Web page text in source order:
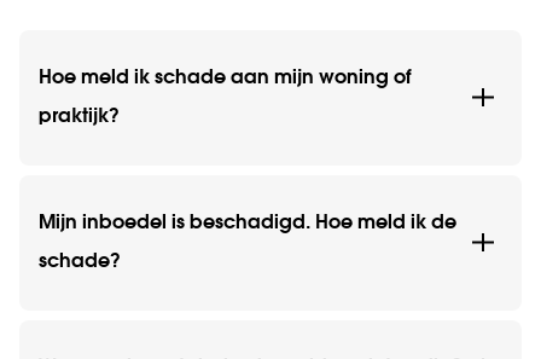
Hoe meld ik schade aan mijn woning of
praktijk?
Mijn inboedel is beschadigd. Hoe meld ik de
schade?